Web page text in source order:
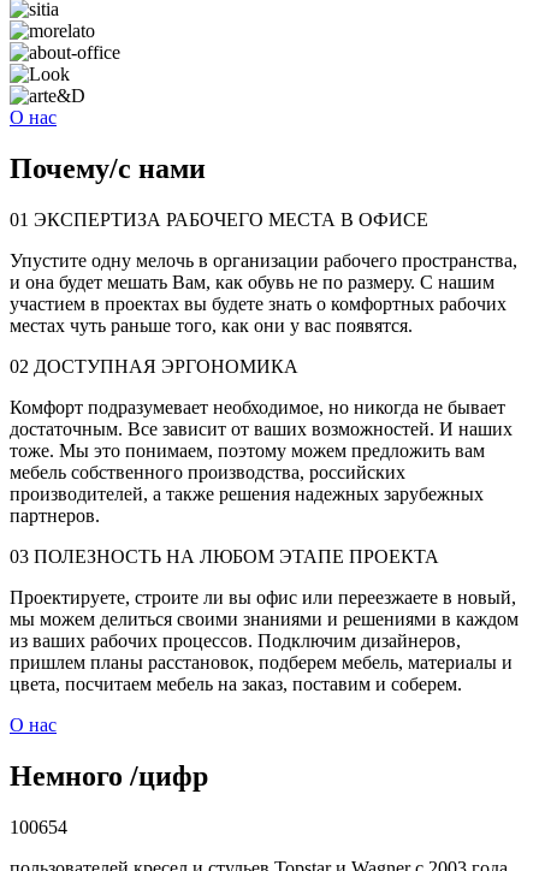
О нас
Почему/с нами
01 ЭКСПЕРТИЗА РАБОЧЕГО МЕСТА В ОФИСЕ
Упустите одну мелочь в организации рабочего пространства,
и она будет мешать Вам, как обувь не по размеру. С нашим
участием в проектах вы будете знать о комфортных рабочих
местах чуть раньше того, как они у вас появятся.
02 ДОСТУПНАЯ ЭРГОНОМИКА
Комфорт подразумевает необходимое, но никогда не бывает
достаточным. Все зависит от ваших возможностей. И наших
тоже. Мы это понимаем, поэтому можем предложить вам
мебель собственного производства, российских
производителей, а также решения надежных зарубежных
партнеров.
03 ПОЛЕЗНОСТЬ НА ЛЮБОМ ЭТАПЕ ПРОЕКТА
Проектируете, строите ли вы офис или переезжаете в новый,
мы можем делиться своими знаниями и решениями в каждом
из ваших рабочих процессов. Подключим дизайнеров,
пришлем планы расстановок, подберем мебель, материалы и
цвета, посчитаем мебель на заказ, поставим и соберем.
О нас
Немного /цифр
100654